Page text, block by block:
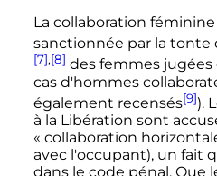
La collaboration
sanctionnée par la tonte
[7],[8] des femmes
cas d'hommes
également recensés[9]).
à la Libération sont
« collaboration
avec l'occupant), un fait
dans le code pénal. Que